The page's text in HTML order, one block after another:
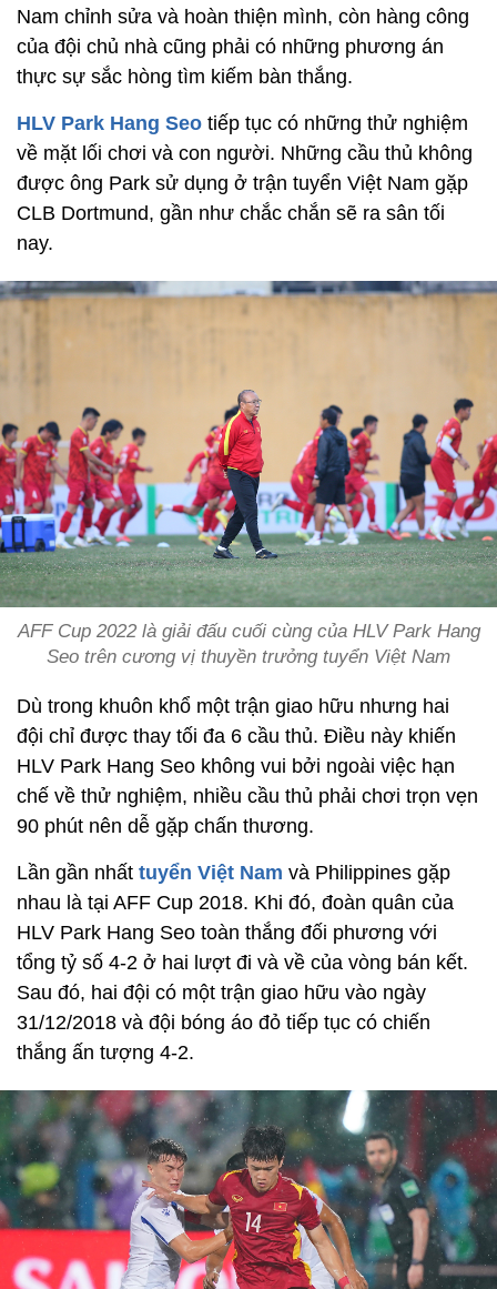
Nam chỉnh sửa và hoàn thiện mình, còn hàng công
của đội chủ nhà cũng phải có những phương án
thực sự sắc hòng tìm kiếm bàn thắng.
HLV Park Hang Seo tiếp tục có những thử nghiệm
về mặt lối chơi và con người. Những cầu thủ không
được ông Park sử dụng ở trận tuyển Việt Nam gặp
CLB Dortmund, gần như chắc chắn sẽ ra sân tối
nay.
AFF Cup 2022 là giải đấu cuối cùng của HLV Park Hang
Seo trên cương vị thuyền trưởng tuyển Việt Nam
Dù trong khuôn khổ một trận giao hữu nhưng hai
đội chỉ được thay tối đa 6 cầu thủ. Điều này khiến
HLV Park Hang Seo không vui bởi ngoài việc hạn
chế về thử nghiệm, nhiều cầu thủ phải chơi trọn vẹn
90 phút nên dễ gặp chấn thương.
Lần gần nhất tuyển Việt Nam và Philippines gặp
nhau là tại AFF Cup 2018. Khi đó, đoàn quân của
HLV Park Hang Seo toàn thắng đối phương với
tổng tỷ số 4-2 ở hai lượt đi và về của vòng bán kết.
Sau đó, hai đội có một trận giao hữu vào ngày
31/12/2018 và đội bóng áo đỏ tiếp tục có chiến
thắng ấn tượng 4-2.